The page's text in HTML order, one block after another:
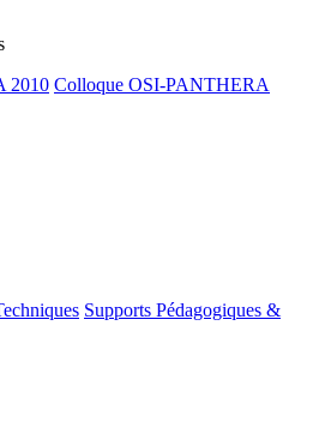
2010 Colloque OSI-PANTHERA
Supports Pédagogiques &